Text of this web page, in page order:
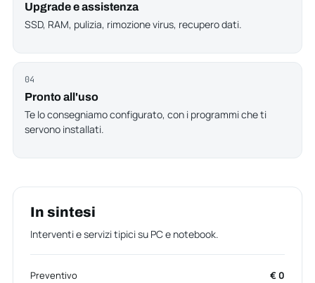
Upgrade e assistenza
SSD, RAM, pulizia, rimozione virus, recupero dati.
04
Pronto all'uso
Te lo consegniamo configurato, con i programmi che ti
servono installati.
In sintesi
Interventi e servizi tipici su PC e notebook.
Preventivo
€ 0